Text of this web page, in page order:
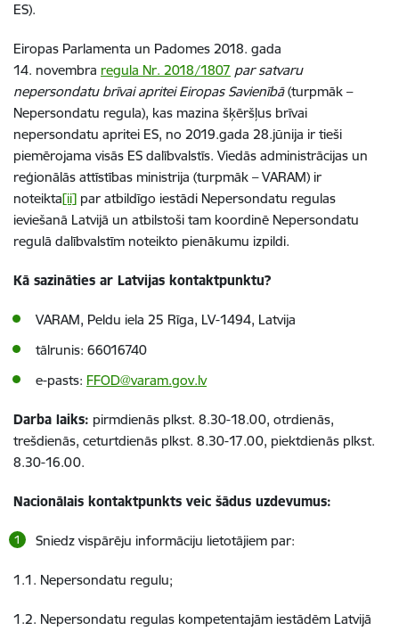
ES).
Eiropas Parlamenta un Padomes 2018. gada
14. novembra regula Nr. 2018/1807 par satvaru
nepersondatu brīvai apritei Eiropas Savienībā(turpmāk –
Nepersondatu regula), kas mazina šķēršļus brīvai
nepersondatu apritei ES, no 2019.gada 28.jūnija ir tieši
piemērojama visās ES dalībvalstīs. Viedās administrācijas un
reģionālās attīstības ministrija (turpmāk – VARAM) ir
noteikta[ii] par atbildīgo iestādi Nepersondatu regulas
ieviešanā Latvijā un atbilstoši tam koordinē Nepersondatu
regulā dalībvalstīm noteikto pienākumu izpildi.
Kā sazināties ar Latvijas kontaktpunktu?
VARAM, Peldu iela 25 Rīga, LV-1494, Latvija
tālrunis: 66016740
e-pasts: FFOD@varam.gov.lv
Darba laiks: pirmdienās plkst. 8.30-18.00, otrdienās,
trešdienās, ceturtdienās plkst. 8.30-17.00, piektdienās plkst.
8.30-16.00.
Nacionālais kontaktpunkts veic šādus uzdevumus:
Sniedz vispārēju informāciju lietotājiem par:
1.1. Nepersondatu regulu;
1.2. Nepersondatu regulas kompetentajām iestādēm Latvijā